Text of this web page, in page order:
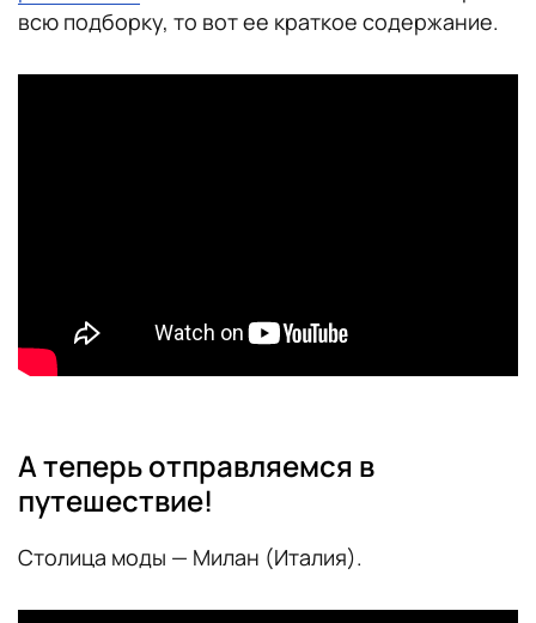
всю подборку, то вот ее краткое содержание.
А теперь отправляемся в
путешествие!
Столица моды — Милан (Италия).